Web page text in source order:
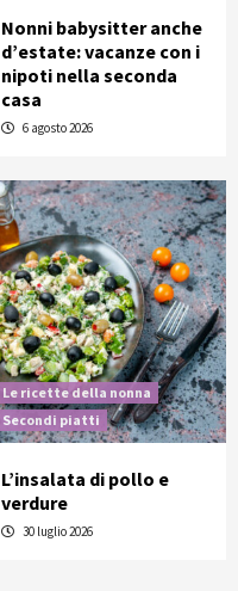
Nonni babysitter anche
d’estate: vacanze con i
nipoti nella seconda
casa
6 agosto 2026
Le ricette della nonna
Secondi piatti
L’insalata di pollo e
verdure
30 luglio 2026